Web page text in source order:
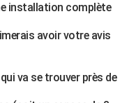
installation complète
avoir votre avis
va se trouver près de